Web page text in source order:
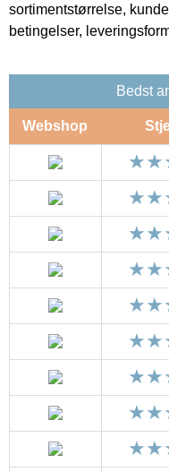
sortimentstørrelse,
betingelser,
Bedst
Webshop